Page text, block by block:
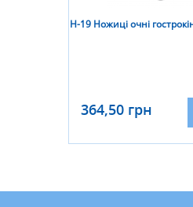
Н-19 Ножиці очні
364,50 грн